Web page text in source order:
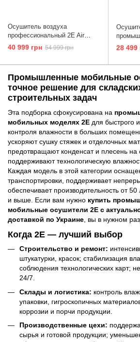
Осушитель воздуха
профессиональный 2E Air
Master 150Pro
40 999 грн 54 999 грн
ID750
28 499
Промышленные мобильные
точное решение для
строительных задач
Эта подборка сфокусирована на
мобильных моделях 2E для быстрого
контроля влажности в больших
ускоряют сушку стяжек и отделочных
предотвращают конденсат и плесень на
поддерживают технологическую
Каждая модель в этой категории
транспортировки, поддерживает
обеспечивает производительность от 50
и выше. Если вам нужно купить
мобильные осушители 2E с
доставкой по Украине , вы в нужном
Когда 2E — лучший выбор
Строительство и ремонт:
штукатурки, красок; стабилизация
соблюдения технологических карт;
24/7.
Склады и логистика: контроль
упаковки, гигроскопичных
коррозии и порчи продукции.
Производственные цехи:
сырья и готовой продукции;